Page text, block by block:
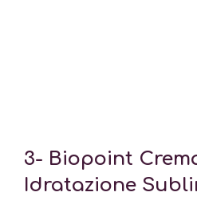
3- Biopoint
Idratazione